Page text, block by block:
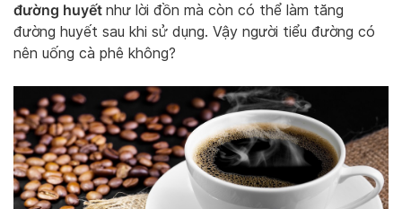
đường huyết như lời đồn mà còn có thể làm tăng
đường huyết sau khi sử dụng. Vậy người tiểu đường có
nên uống cà phê không?